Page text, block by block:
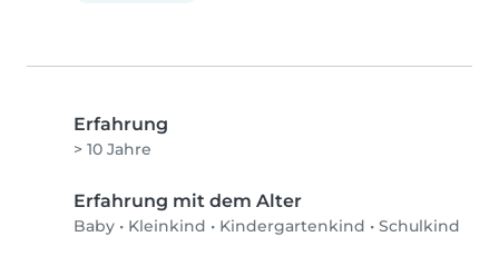
Erfahrung
> 10 Jahre
Erfahrung mit dem Alter
Baby • Kleinkind • Kindergartenkind • Schulkind